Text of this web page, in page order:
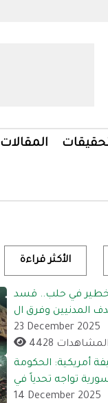
المقالات
الأكثر قراءة
في حلب.. قسد
23 December 2025
المشاهدات
أمريكية: الحكومة
14 December 2025